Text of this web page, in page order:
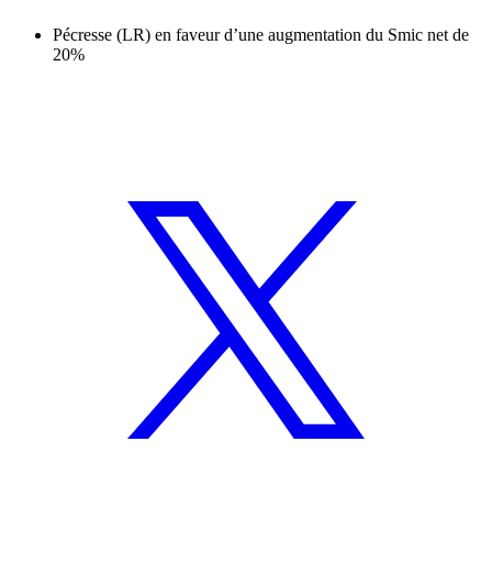
Pécresse (LR) en faveur d’une augmentation du Smic net de
20%